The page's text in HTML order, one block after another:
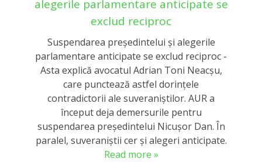
alegerile parlamentare anticipate se
exclud reciproc
Suspendarea președintelui și alegerile
parlamentare anticipate se exclud reciproc -
Asta explică avocatul Adrian Toni Neacșu,
care punctează astfel dorințele
contradictorii ale suveraniștilor. AUR a
început deja demersurile pentru
suspendarea președintelui Nicușor Dan. În
paralel, suveraniștii cer și alegeri anticipate.
Read more »